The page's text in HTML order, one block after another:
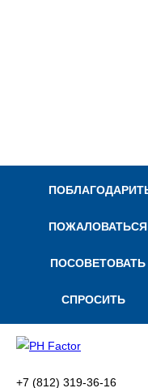
ПОЖАЛОВАТЬСЯ
ПОСОВЕТОВАТЬ
СПРОСИТЬ
+7 (812) 319-36-16